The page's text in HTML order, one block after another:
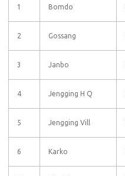
1 Bomdo
2 Gossang
3 Janbo
4 Jengging H Q
5 Jengging Vill
6 Karko